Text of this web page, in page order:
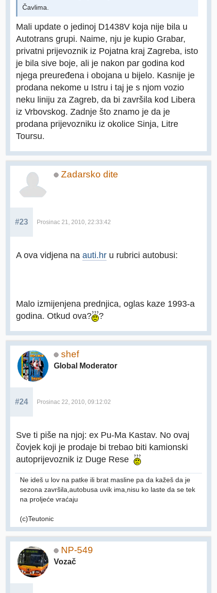
Čavlima.
Mali update o jedinoj D1438V koja nije bila u
Autotrans grupi. Naime, nju je kupio Grabar,
privatni prijevoznik iz Pojatna kraj Zagreba, isto
je bila sive boje, ali je nakon par godina kod
njega preuređena i obojana u bijelo. Kasnije je
prodana nekome u Istru i taj je s njom vozio
neku liniju za Zagreb, da bi završila kod Libera
iz Vrbovskog. Zadnje što znamo je da je
prodana prijevozniku iz okolice Sinja, Litre
Toursu.
Zadarsko dite
#23 Prosinac 21, 2010, 22:33:42
A ova vidjena na auti.hr u rubrici autobusi:
Malo izmijenjena prednjica, oglas kaze 1993-a
godina. Otkud ova?
?
shef
Global Moderator
#24 Prosinac 22, 2010, 09:12:02
Sve ti piše na njoj: ex Pu-Ma Kastav. No ovaj
čovjek koji je prodaje bi trebao biti kamionski
autoprijevoznik iz Duge Rese
Ne ideš u lov na patke ili brat masline pa da kažeš da je
sezona završila,autobusa uvik ima,nisu ko laste da se tek
na proljeće vraćaju
(c)Teutonic
NP-549
Vozač